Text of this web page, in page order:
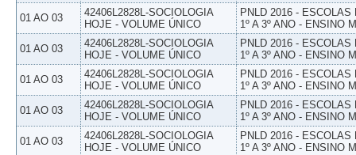
01 AO 03
42406L2828L-SOCIOLOGIA
HOJE - VOLUME ÚNICO
PNLD 2016 -
1º A 3º ANO - ENSINO
01 AO 03
42406L2828L-SOCIOLOGIA
HOJE - VOLUME ÚNICO
PNLD 2016 -
1º A 3º ANO - ENSINO
01 AO 03
42406L2828L-SOCIOLOGIA
HOJE - VOLUME ÚNICO
PNLD 2016 -
1º A 3º ANO - ENSINO
01 AO 03
42406L2828L-SOCIOLOGIA
HOJE - VOLUME ÚNICO
PNLD 2016 -
1º A 3º ANO - ENSINO
01 AO 03
42406L2828L-SOCIOLOGIA
HOJE - VOLUME ÚNICO
PNLD 2016 -
1º A 3º ANO - ENSINO